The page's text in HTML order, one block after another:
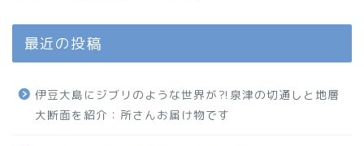
最近の投稿
伊豆大島にジブリのような世界が⁈泉津の切通しと地層
大断面を紹介：所さんお届け物です